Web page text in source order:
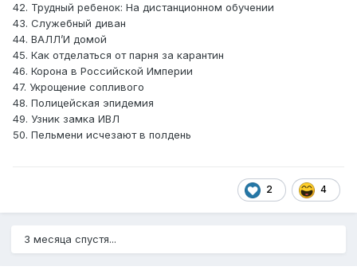
42. Трудный ребенок: На дистанционном обучении
43. Служебный диван
44. ВАЛЛ’И домой
45. Как отделаться от парня за карантин
46. Корона в Российской Империи
47. Укрощение сопливого
48. Полицейская эпидемия
49. Узник замка ИВЛ
50. Пельмени исчезают в полдень
2 4
3 месяца спустя...